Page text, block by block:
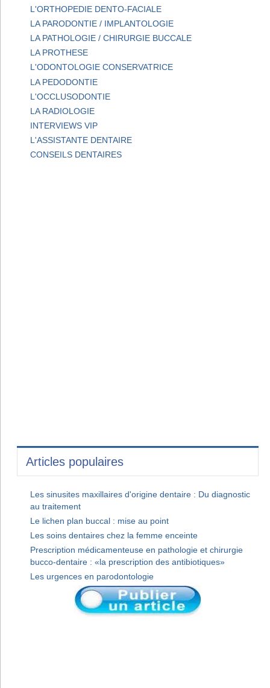
L'ORTHOPEDIE DENTO-FACIALE
LA PARODONTIE / IMPLANTOLOGIE
LA PATHOLOGIE / CHIRURGIE BUCCALE
LA PROTHESE
L'ODONTOLOGIE CONSERVATRICE
LA PEDODONTIE
L'OCCLUSODONTIE
LA RADIOLOGIE
INTERVIEWS VIP
L'ASSISTANTE DENTAIRE
CONSEILS DENTAIRES
Articles populaires
Les sinusites maxillaires d'origine dentaire : Du diagnostic
au traitement
Le lichen plan buccal : mise au point
Les soins dentaires chez la femme enceinte
Prescription médicamenteuse en pathologie et chirurgie
bucco-dentaire : «la prescription des antibiotiques»
Les urgences en parodontologie